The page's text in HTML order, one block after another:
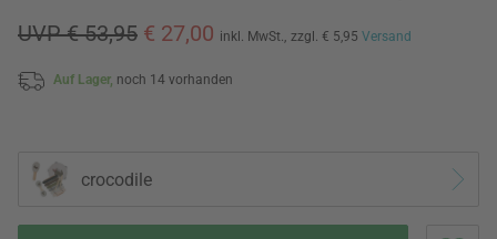
UVP € 53,95 € 27,00 inkl. MwSt., zzgl. € 5,95 Versand
Auf Lager, noch 14 vorhanden
crocodile